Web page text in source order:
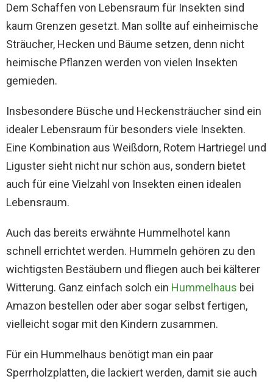
Dem Schaffen von Lebensraum für Insekten sind
kaum Grenzen gesetzt. Man sollte auf einheimische
Sträucher, Hecken und Bäume setzen, denn nicht
heimische Pflanzen werden von vielen Insekten
gemieden.
Insbesondere Büsche und Heckensträucher sind ein
idealer Lebensraum für besonders viele Insekten.
Eine Kombination aus Weißdorn, Rotem Hartriegel und
Liguster sieht nicht nur schön aus, sondern bietet
auch für eine Vielzahl von Insekten einen idealen
Lebensraum.
Auch das bereits erwähnte Hummelhotel kann
schnell errichtet werden. Hummeln gehören zu den
wichtigsten Bestäubern und fliegen auch bei kälterer
Witterung. Ganz einfach solch ein Hummelhaus bei
Amazon bestellen oder aber sogar selbst fertigen,
vielleicht sogar mit den Kindern zusammen.
Für ein Hummelhaus benötigt man ein paar
Sperrholzplatten, die lackiert werden, damit sie auch